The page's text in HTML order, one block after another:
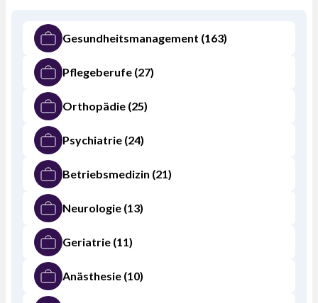
Gesundheitsmanagement (163)
Pflegeberufe (27)
Orthopädie (25)
Psychiatrie (24)
Betriebsmedizin (21)
Neurologie (13)
Geriatrie (11)
Anästhesie (10)